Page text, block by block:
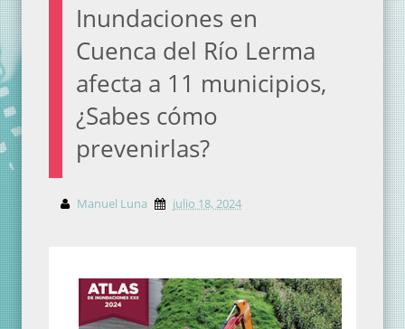
Inundaciones en
Cuenca del Río Lerma
afecta a 11 municipios,
¿Sabes cómo
prevenirlas?
Manuel Luna julio 18, 2024